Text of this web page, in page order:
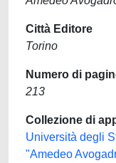
Città Editore
Torino
Numero di
213
Collezione di
Università degli
"Amedeo